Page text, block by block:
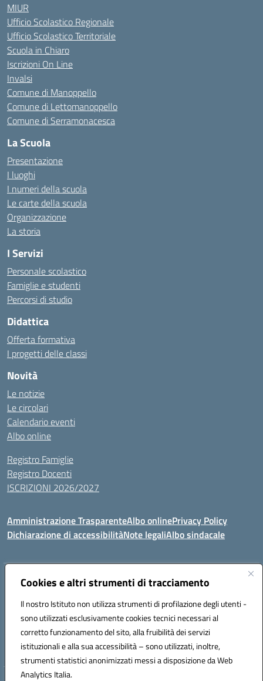
Cookies e altri strumenti di tracciamento
Il nostro Istituto non utilizza strumenti di profilazione degli utenti -
sono utilizzati esclusivamente cookies tecnici necessari al
corretto funzionamento del sito, alla fruibilità dei servizi
istituzionali e alla sua accessibilità – sono utilizzati, inoltre,
strumenti statistici anonimizzati messi a disposizione da Web
Analytics Italia.
MIUR
Ufficio Scolastico Regionale
Ufficio Scolastico Territoriale
Scuola in Chiaro
Iscrizioni On Line
Invalsi
Comune di Manoppello
Comune di Lettomanoppello
Comune di Serramonacesca
La Scuola
Presentazione
I luoghi
I numeri della scuola
Le carte della scuola
Organizzazione
La storia
I Servizi
Personale scolastico
Famiglie e studenti
Percorsi di studio
Didattica
Offerta formativa
I progetti delle classi
Novità
Le notizie
Le circolari
Calendario eventi
Albo online
Registro Famiglie
Registro Docenti
ISCRIZIONI 2026/2027
Amministrazione TrasparenteAlbo onlinePrivacy Policy
Dichiarazione di accessibilitàNote legaliAlbo sindacale
Indirizzo:VIA S.VITTORIA, 11, 65024 MANOPPELLO (PE)
Posta elettronica certificata (PEC):peic81700n@pec.istruzione.it
Codice fiscale: 91100540680
Codice meccanografico: PEIC81700N